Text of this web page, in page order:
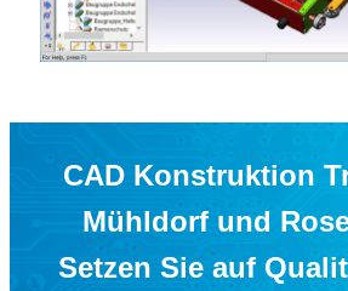
CAD Konstruktion
Mühldorf und
Setzen Sie auf